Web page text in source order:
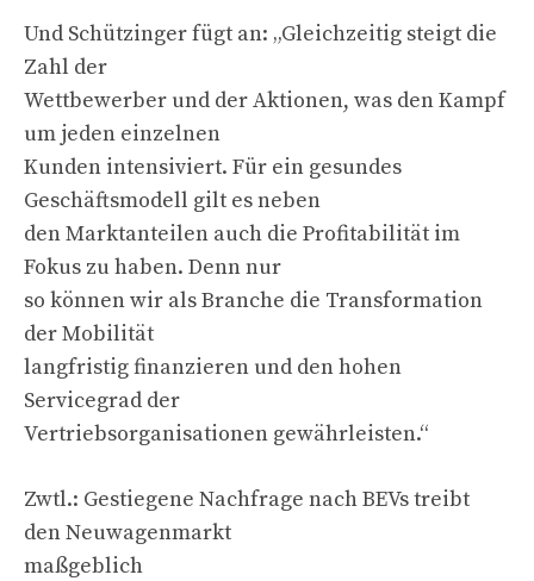
Und Schützinger fügt an: „Gleichzeitig steigt die
Zahl der
Wettbewerber und der Aktionen, was den Kampf
um jeden einzelnen
Kunden intensiviert. Für ein gesundes
Geschäftsmodell gilt es neben
den Marktanteilen auch die Profitabilität im
Fokus zu haben. Denn nur
so können wir als Branche die Transformation
der Mobilität
langfristig finanzieren und den hohen
Servicegrad der
Vertriebsorganisationen gewährleisten.“
Zwtl.: Gestiegene Nachfrage nach BEVs treibt
den Neuwagenmarkt
maßgeblich